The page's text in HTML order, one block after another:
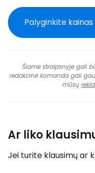
Palyginkite
Šiame straipsnyje gali
redakcinė komanda gali
mūsų
Ar liko
Jei turite klausimų ar